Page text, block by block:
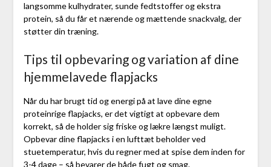
langsomme kulhydrater, sunde fedtstoffer og ekstra
protein, så du får et nærende og mættende snackvalg, der
støtter din træning.
Tips til opbevaring og variation af dine
hjemmelavede flapjacks
Når du har brugt tid og energi på at lave dine egne
proteinrige flapjacks, er det vigtigt at opbevare dem
korrekt, så de holder sig friske og lækre længst muligt.
Opbevar dine flapjacks i en lufttæt beholder ved
stuetemperatur, hvis du regner med at spise dem inden for
3-4 dage – så bevarer de både fugt og smag.